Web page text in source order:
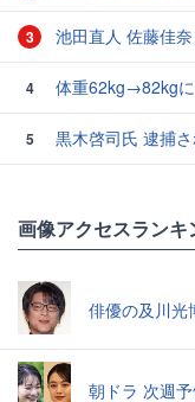
3 池田直人 佐藤佳
4 体重62kg→82kg
5
黒木啓司氏 逮捕
画像アクセスランキ
俳優の及川光
朝ドラ 次週予